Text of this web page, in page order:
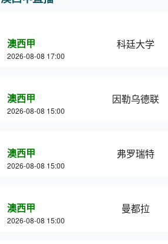
澳西甲
2026-08-08 17:00
科廷大学
澳西甲
2026-08-08 15:00
因勒乌德联
澳西甲
2026-08-08 15:00
弗罗瑞特
澳西甲
2026-08-08 15:00
曼都拉